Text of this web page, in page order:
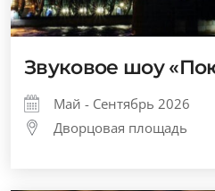
Звуковое шоу
Май - Сентябрь 2026
Дворцовая площадь